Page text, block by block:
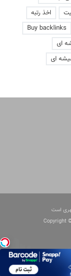
اخذ رتبه
Buy backlinks
ای
ای
است
Copyright